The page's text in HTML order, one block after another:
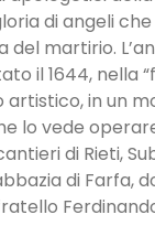
di angeli
martirio.
il 1644, nella
artistico, in un
lo vede
di Rieti,
di Farfa,